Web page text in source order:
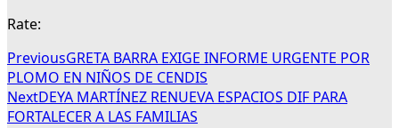
Rate:
PreviousGRETA BARRA EXIGE INFORME URGENTE POR
PLOMO EN NIÑOS DE CENDIS
NextDEYA MARTÍNEZ RENUEVA ESPACIOS DIF PARA
FORTALECER A LAS FAMILIAS